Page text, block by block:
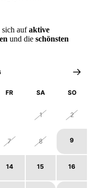
sich aufaktive
und die schönsten
FR SA SO
1 2
7 8 9
14 15 16